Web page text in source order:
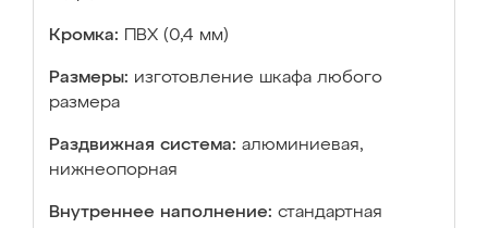
Кромка: ПВХ (0,4 мм)
Размеры: изготовление шкафа любого
размера
Раздвижная система: алюминиевая,
нижнеопорная
Внутреннее наполнение: стандартная